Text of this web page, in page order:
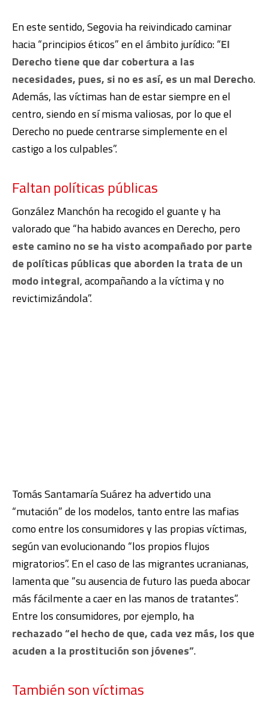
En este sentido, Segovia ha reivindicado caminar
hacia “principios éticos” en el ámbito jurídico: “El
Derecho tiene que dar cobertura a las
necesidades, pues, si no es así, es un mal Derecho.
Además, las víctimas han de estar siempre en el
centro, siendo en sí misma valiosas, por lo que el
Derecho no puede centrarse simplemente en el
castigo a los culpables”.
Faltan políticas públicas
González Manchón ha recogido el guante y ha
valorado que “ha habido avances en Derecho, pero
este camino no se ha visto acompañado por parte
de políticas públicas que aborden la trata de un
modo integral, acompañando a la víctima y no
revictimizándola”.
Tomás Santamaría Suárez ha advertido una
“mutación” de los modelos, tanto entre las mafias
como entre los consumidores y las propias víctimas,
según van evolucionando “los propios flujos
migratorios”. En el caso de las migrantes ucranianas,
lamenta que “su ausencia de futuro las pueda abocar
más fácilmente a caer en las manos de tratantes”.
Entre los consumidores, por ejemplo, ha
rechazado “el hecho de que, cada vez más, los que
acuden a la prostitución son jóvenes”.
También son víctimas